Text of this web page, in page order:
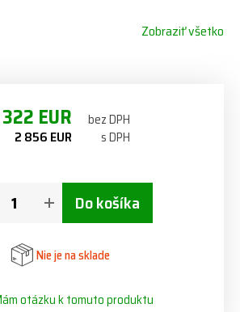
Zobraziť všetko
EUR bez DPH
2 856 EUR s DPH
Do košíka
Nie je na sklade
otázku k tomuto produktu